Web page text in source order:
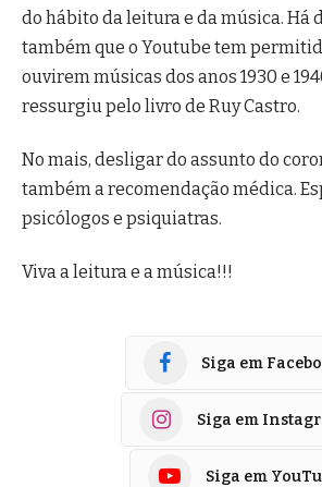
do hábito da leitura e da música. Há
também que o Youtube tem
ouvirem músicas dos anos 1930 e
ressurgiu pelo livro de Ruy Castro.
No mais, desligar do assunto do
também a recomendação médica.
psicólogos e psiquiatras.
Viva a leitura e a música!!!
Siga em
Siga em
Siga em